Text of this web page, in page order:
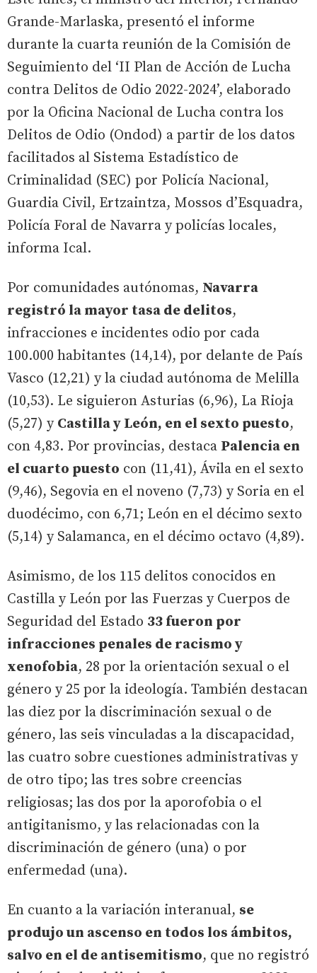
Grande-Marlaska, presentó el informe
durante la cuarta reunión de la Comisión de
Seguimiento del ‘II Plan de Acción de Lucha
contra Delitos de Odio 2022-2024’, elaborado
por la Oficina Nacional de Lucha contra los
Delitos de Odio (Ondod) a partir de los datos
facilitados al Sistema Estadístico de
Criminalidad (SEC) por Policía Nacional,
Guardia Civil, Ertzaintza, Mossos d’Esquadra,
Policía Foral de Navarra y policías locales,
informa Ical.
Por comunidades autónomas, Navarra
registró la mayor tasa de delitos,
infracciones e incidentes odio por cada
100.000 habitantes (14,14), por delante de País
Vasco (12,21) y la ciudad autónoma de Melilla
(10,53). Le siguieron Asturias (6,96), La Rioja
(5,27) y Castilla y León, en el sexto puesto,
con 4,83. Por provincias, destaca Palencia en
el cuarto puesto con (11,41), Ávila en el sexto
(9,46), Segovia en el noveno (7,73) y Soria en el
duodécimo, con 6,71; León en el décimo sexto
(5,14) y Salamanca, en el décimo octavo (4,89).
Asimismo, de los 115 delitos conocidos en
Castilla y León por las Fuerzas y Cuerpos de
Seguridad del Estado 33 fueron por
infracciones penales de racismo y
xenofobia, 28 por la orientación sexual o el
género y 25 por la ideología. También destacan
las diez por la discriminación sexual o de
género, las seis vinculadas a la discapacidad,
las cuatro sobre cuestiones administrativas y
de otro tipo; las tres sobre creencias
religiosas; las dos por la aporofobia o el
antigitanismo, y las relacionadas con la
discriminación de género (una) o por
enfermedad (una).
En cuanto a la variación interanual, se
produjo un ascenso en todos los ámbitos,
salvo en el de antisemitismo, que no registró